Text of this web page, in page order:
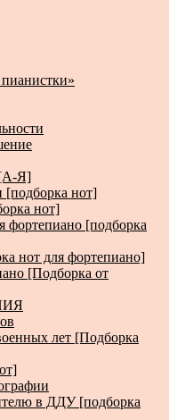
статьи…
Я]
нот]
нот]
[подборка
нот для фортепиано]
[Подборка от
лет [Подборка
в ДДУ [подборка